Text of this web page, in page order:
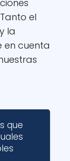
el
la
en cuenta
que